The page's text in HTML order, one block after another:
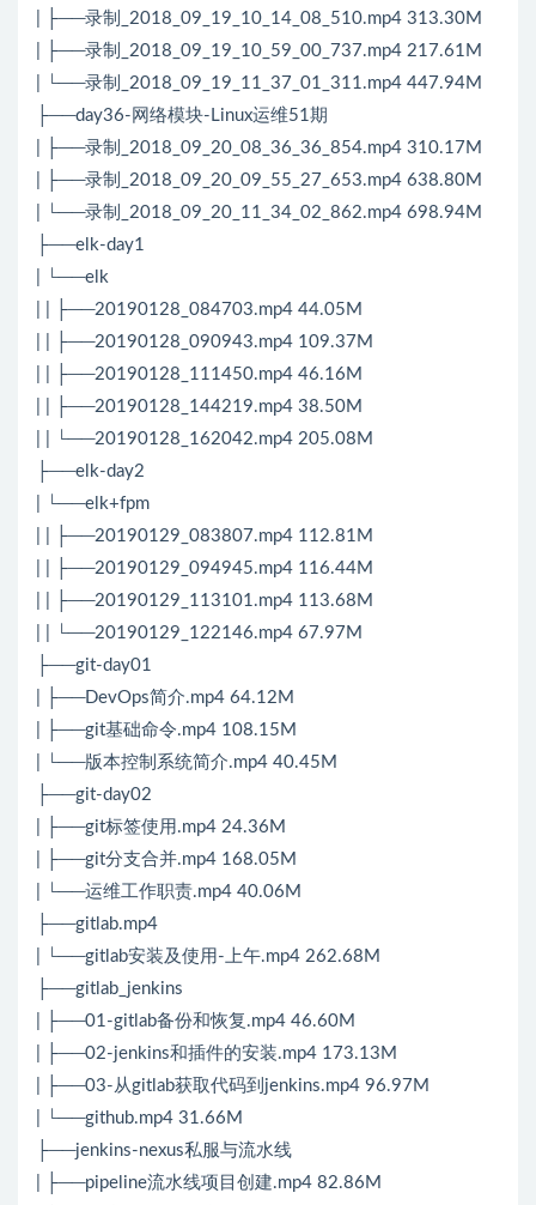
| ├──录制_2018_09_19_10_14_08_510.mp4 313.30M
| ├──录制_2018_09_19_10_59_00_737.mp4 217.61M
| └──录制_2018_09_19_11_37_01_311.mp4 447.94M
├──day36-网络模块-Linux运维51期
| ├──录制_2018_09_20_08_36_36_854.mp4 310.17M
| ├──录制_2018_09_20_09_55_27_653.mp4 638.80M
| └──录制_2018_09_20_11_34_02_862.mp4 698.94M
├──elk-day1
| └──elk
| | ├──20190128_084703.mp4 44.05M
| | ├──20190128_090943.mp4 109.37M
| | ├──20190128_111450.mp4 46.16M
| | ├──20190128_144219.mp4 38.50M
| | └──20190128_162042.mp4 205.08M
├──elk-day2
| └──elk+fpm
| | ├──20190129_083807.mp4 112.81M
| | ├──20190129_094945.mp4 116.44M
| | ├──20190129_113101.mp4 113.68M
| | └──20190129_122146.mp4 67.97M
├──git-day01
| ├──DevOps简介.mp4 64.12M
| ├──git基础命令.mp4 108.15M
| └──版本控制系统简介.mp4 40.45M
├──git-day02
| ├──git标签使用.mp4 24.36M
| ├──git分支合并.mp4 168.05M
| └──运维工作职责.mp4 40.06M
├──gitlab.mp4
| └──gitlab安装及使用-上午.mp4 262.68M
├──gitlab_jenkins
| ├──01-gitlab备份和恢复.mp4 46.60M
| ├──02-jenkins和插件的安装.mp4 173.13M
| ├──03-从gitlab获取代码到jenkins.mp4 96.97M
| └──github.mp4 31.66M
├──jenkins-nexus私服与流水线
| ├──pipeline流水线项目创建.mp4 82.86M